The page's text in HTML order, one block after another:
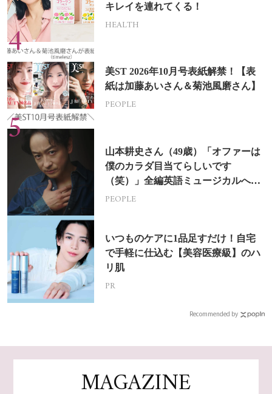
キレイを連れてくる！
HEALTH
美ST 2026年10月号表紙解禁！【表
紙は加藤あいさん＆菊池風磨さん】
PEOPLE
山本耕史さん（49歳）「オファーは
僕のカラダ目当てらしいです
（笑）」全編英語ミュージカルへの
挑戦
PEOPLE
いつものケアに1品足すだけ！自宅
で手軽に仕込む【美容医療級】のハ
リ肌
PR
Recommended by
MAGAZINE